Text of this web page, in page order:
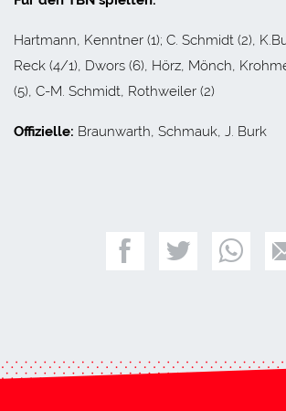
Hartmann, Kenntner (1); C. Schmidt (2),
Reck (4/1), Dwors (6), Hörz, Mönch,
(5), C-M. Schmidt, Rothweiler (2)
Offizielle: Braunwarth, Schmauk, J. Burk